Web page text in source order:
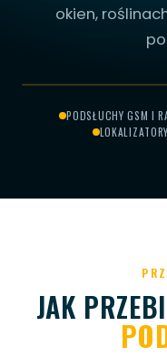
okien,
PODSŁUCHY GSM I
JAK